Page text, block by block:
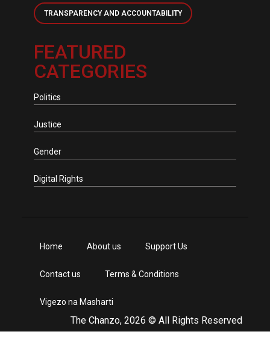
TRANSPARENCY AND ACCOUNTABILITY
FEATURED
CATEGORIES
Politics
Justice
Gender
Digital Rights
The Chanzo, 2026 © All Rights Reserved
Home About us Support Us
Contact us Terms & Conditions
Vigezo na Masharti